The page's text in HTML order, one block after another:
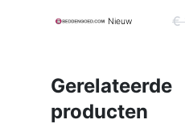
Nieuw €
Gerelateerde
producten